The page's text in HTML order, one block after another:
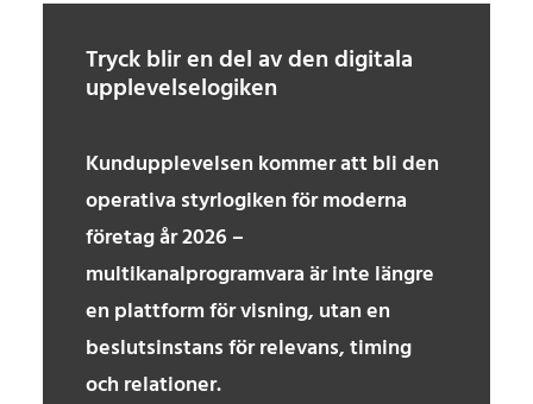
Tryck blir en del av den digitala
upplevelselogiken
Kundupplevelsen kommer att bli den
operativa styrlogiken för moderna
företag år 2026 –
multikanalprogramvara är inte längre
en plattform för visning, utan en
beslutsinstans för relevans, timing
och relationer.